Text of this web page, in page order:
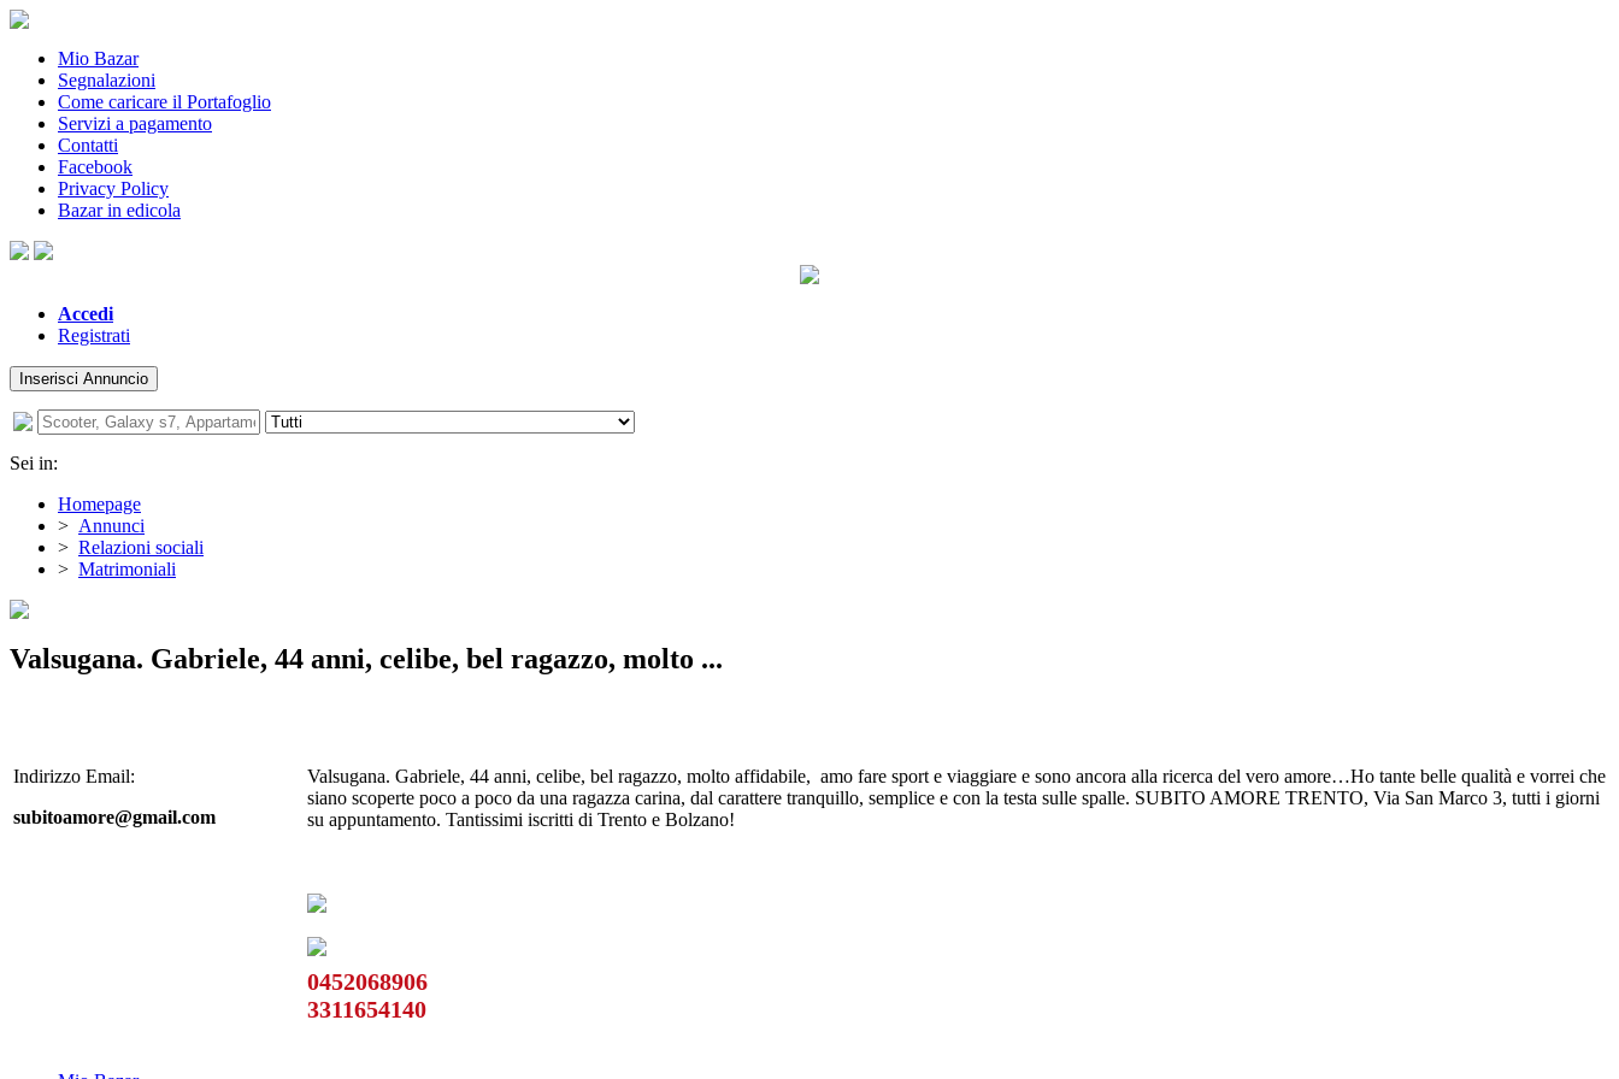
Mio Bazar
Segnalazioni
Come caricare il Portafoglio
Servizi a pagamento
Contatti
Facebook
Privacy Policy
Bazar in edicola
Accedi
Registrati
Inserisci Annuncio
Sei in:
Homepage
> Annunci
> Relazioni sociali
> Matrimoniali
Valsugana. Gabriele, 44 anni, celibe, bel ragazzo, molto ...
Indirizzo Email:
subitoamore@gmail.com
Valsugana. Gabriele, 44 anni, celibe, bel ragazzo, molto affidabile, amo fare sport e viaggiare e sono ancora alla ricerca del vero amore…Ho tante belle qualità e vorrei che
siano scoperte poco a poco da una ragazza carina, dal carattere tranquillo, semplice e con la testa sulle spalle. SUBITO AMORE TRENTO, Via San Marco 3, tutti i giorni
su appuntamento. Tantissimi iscritti di Trento e Bolzano!
0452068906
3311654140